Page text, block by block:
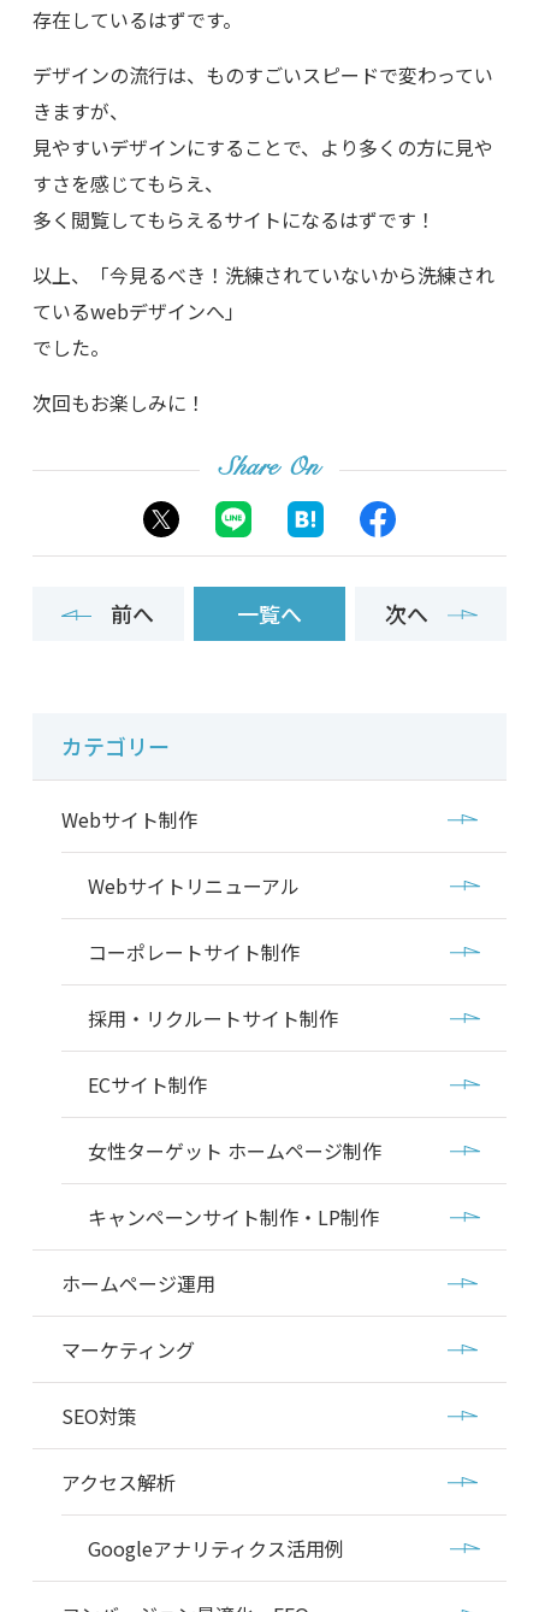
存在しているはずです。
デザインの流行は、ものすごいスピードで変わってい
きますが、
見やすいデザインにすることで、より多くの方に見や
すさを感じてもらえ、
多く閲覧してもらえるサイトになるはずです！
以上、「今見るべき！洗練されていないから洗練され
ているwebデザインへ」
でした。
次回もお楽しみに！
Share On
前へ 一覧へ 次へ
カテゴリー
Webサイト制作
Webサイトリニューアル
コーポレートサイト制作
採用・リクルートサイト制作
ECサイト制作
女性ターゲット ホームページ制作
キャンペーンサイト制作・LP制作
ホームページ運用
マーケティング
SEO対策
アクセス解析
Googleアナリティクス活用例